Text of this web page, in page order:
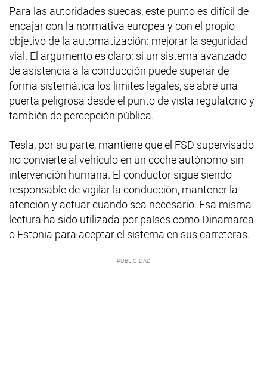
Para las autoridades suecas, este punto es difícil de
encajar con la normativa europea y con el propio
objetivo de la automatización: mejorar la seguridad
vial. El argumento es claro: si un sistema avanzado
de asistencia a la conducción puede superar de
forma sistemática los límites legales, se abre una
puerta peligrosa desde el punto de vista regulatorio y
también de percepción pública.
Tesla, por su parte, mantiene que el FSD supervisado
no convierte al vehículo en un coche autónomo sin
intervención humana. El conductor sigue siendo
responsable de vigilar la conducción, mantener la
atención y actuar cuando sea necesario. Esa misma
lectura ha sido utilizada por países como Dinamarca
o Estonia para aceptar el sistema en sus carreteras.